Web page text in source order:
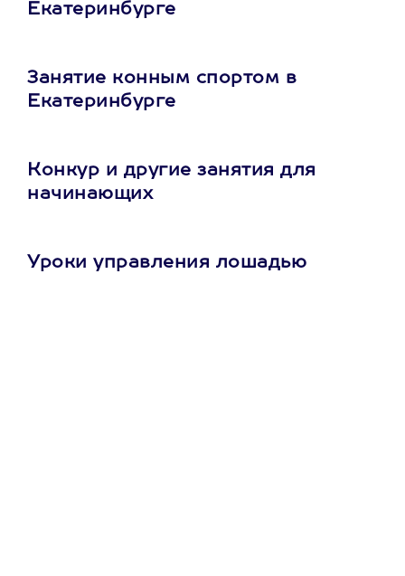
Екатеринбурге
Занятие конным спортом в
Екатеринбурге
Конкур и другие занятия для
начинающих
Уроки управления лошадью